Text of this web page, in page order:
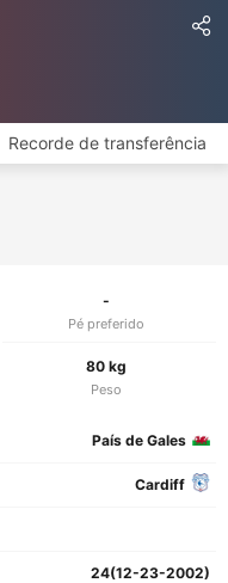
Recorde de transferência
-
Pé preferido
80 kg
Peso
País de Gales
Cardiff
24(12-23-2002)